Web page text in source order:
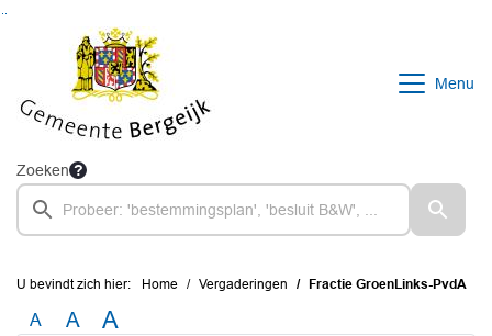
Ga naar de inhoud van deze pagina
Ga naar het zoeken
Menu
Zoeken
U bevindt zich hier: Home Vergaderingen Fractie GroenLinks-PvdA
A A A